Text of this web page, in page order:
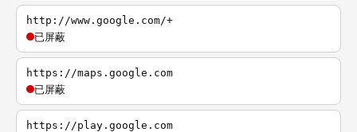
http://www.google.com/+
已屏蔽
https://maps.google.com
已屏蔽
https://play.google.com